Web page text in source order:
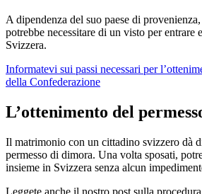
A dipendenza del suo paese di
potrebbe necessitare di un visto per entrare
Svizzera.
Informatevi sui passi necessari per
della Confederazione
L’ottenimento del
Il matrimonio con un cittadino svizzero dà
permesso di dimora. Una volta sposati,
insieme in Svizzera senza alcun
Leggete anche il nostro post sulla